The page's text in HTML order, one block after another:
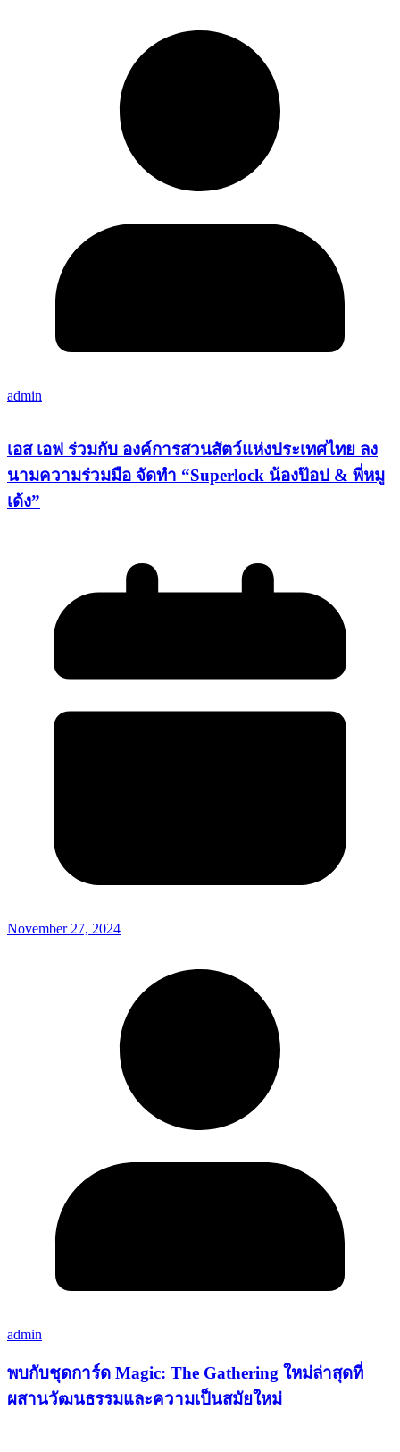
admin
เอส เอฟ ร่วมกับ องค์การสวนสัตว์แห่งประเทศไทย ลง
นามความร่วมมือ จัดทำ “Superlock น้องป๊อป & พี่หมู
เด้ง”
November 27, 2024
admin
พบกับชุดการ์ด Magic: The Gathering ใหม่ล่าสุดที่
ผสานวัฒนธรรมและความเป็นสมัยใหม่